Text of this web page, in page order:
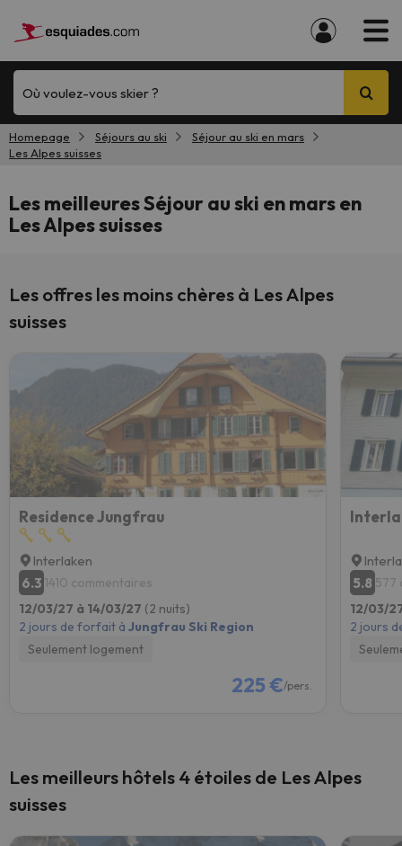
Où voulez-vous skier ?
Homepage Séjours au ski
Séjour au ski en mars
Les Alpes suisses
Les meilleures Séjour au ski en mars en
Les Alpes suisses
Les offres les moins chères à Les Alpes
suisses
Residence Jungfrau
Interlaken
6.3 1410 commentaires
12/03/27 à 14/03/27 (2 nuits)
2 jours de forfait à Jungfrau Ski Region
Seulement logement
225 €/pers.
5.8 577
12/03/
2 jours
Les meilleurs hôtels 4 étoiles de Les Alpes
suisses